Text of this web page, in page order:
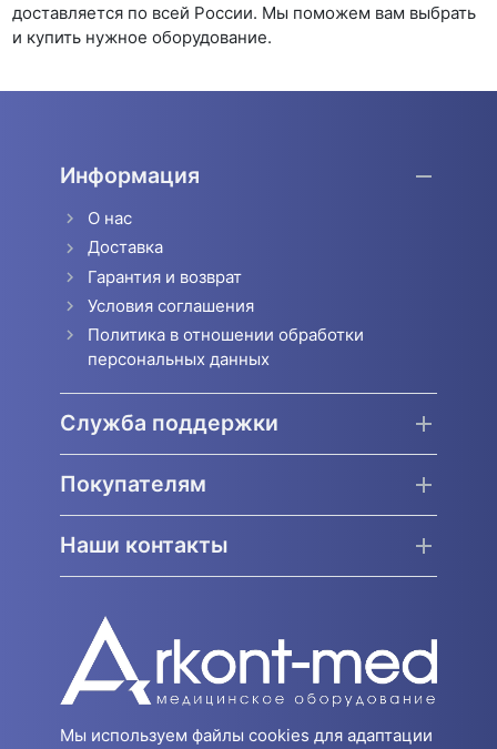
доставляется по всей России. Мы поможем вам выбрать
и купить нужное оборудование.
Информация
О нас
Доставка
Гарантия и возврат
Условия соглашения
Политика в отношении обработки
персональных данных
Служба поддержки
Покупателям
Наши контакты
Мы используем файлы cookies для адаптации